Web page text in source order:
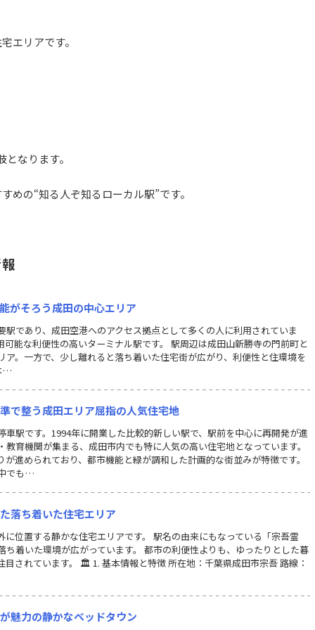
エリアです。
なります。
めの“知る人ぞ知るローカル駅”です。
がそろう成田の中心エリア
であり、成田空港へのアクセス拠点として多くの人に利用されていま
能な利便性の高いターミナル駅です。 駅周辺は成田山新勝寺の門前町と
。一方で、少し離れると落ち着いた住宅街が広がり、利便性と住環境を
…
で整う成田エリア屈指の人気住宅地
駅です。1994年に開業した比較的新しい駅で、駅前を中心に再開発が進
育機関が集まる、成田市内でも特に人気の高い住宅地となっています。
進められており、都市機能と緑が調和した計画的な街並みが特徴です。
でも…
落ち着いた住宅エリア
位置する静かな住宅エリアです。 駅名の由来にもなっている「宗吾霊
着いた環境が広がっています。 都市の利便性よりも、ゆったりとした暮
されています。 🏛 1. 基本情報と特徴 所在地：千葉県成田市宗吾 路線：
魅力の静かなベッドタウン